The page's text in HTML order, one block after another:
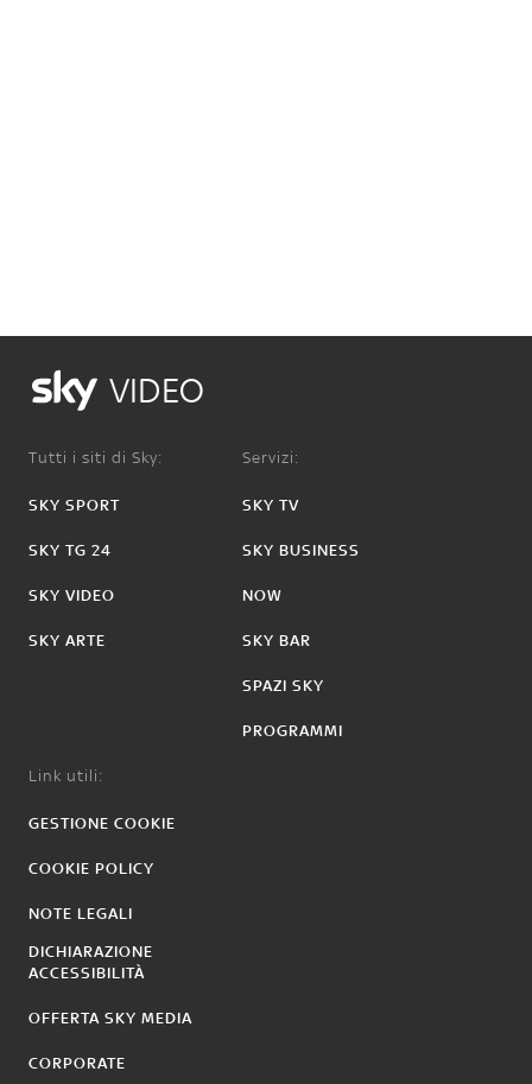
VIDEO
Tutti i siti di Sky:
SKY SPORT
SKY TG 24
SKY VIDEO
SKY ARTE
Servizi:
SKY TV
SKY BUSINESS
NOW
SKY BAR
SPAZI SKY
PROGRAMMI
Link utili:
GESTIONE COOKIE
COOKIE POLICY
NOTE LEGALI
DICHIARAZIONE
ACCESSIBILITÀ
OFFERTA SKY MEDIA
CORPORATE